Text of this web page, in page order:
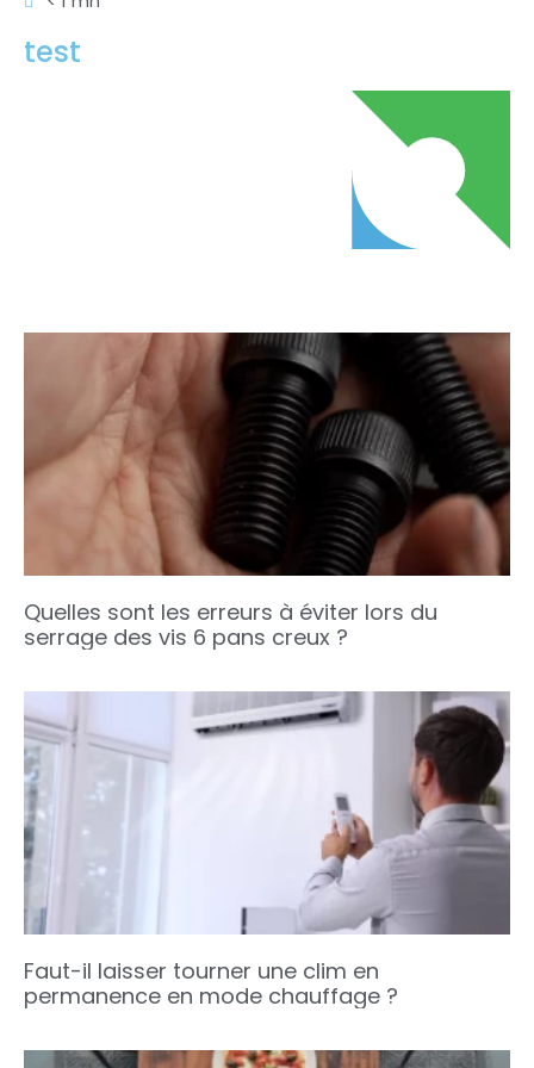
test
Quelles sont les erreurs à éviter lors du
serrage des vis 6 pans creux ?
Faut-il laisser tourner une clim en
permanence en mode chauffage ?